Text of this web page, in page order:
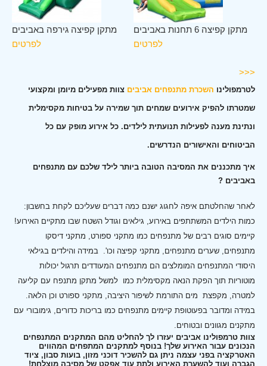
מתקן קפיצה גירפה באביבים
לפרטים
מתקן קפיצה 6 תחנות באביבים
לפרטים
<<<
לטרמפולינו השכרת מתנפחים אביבים צוות מפעילים מיומן ומקצועי
שמטרתו להפיק אירועים שמחים תוך שמירה על בטיחות מקסימלית
ונתינת מענה לפעילות תנועתית לילדים. כל אירוע מופק עם כל
הביטוחים והאישורים הנדרשים.
איך מתכננים את המסיבה הטובה ביותר לילד שלכם עם מתנפחים
באביבים ?
לאחר שהחלטתם איפה לחגוג ישנם כמה דברים שעליכם לקחת בחשבון:
כמות הילדים המשתתפים באירוע, גילאים וגודל השטח שבו מתקיים האירוע!
קיימים סוגים רבים של מתנפחים כמו מתקני ספורט, מתקני דיסקו
מתנפחים, שערים מתנפחים, מתקני קפיצה וכו'. במידה והילדים בגילאי
היסודי המתנפחים המומלצים הם מתנפחים המעודדים תרגול יכולות
מוטוריות תוך הפקת הנאה מקסימלית כמו למשל מתקן מתנפח עם קליעה
למטרה, מקפצת מים התורמת לשיפור היציבה, מתקני ספורט וכן הלאה.
במידה ומדובר בפעוטופת קיימים מתנפחים כמו בריכות כדורים, גימובורי עם
מתקנים מגוונים ובטוחים.
צוות טרמפולינו אביבים יעזרו לך להחליט מהם המתקנים המתנפחים
הנכונים עבור האירוע שלך! בנוסף למתקנים המתפחים המהווים
האטרקציה בפני עצמה ניתן גם להשכיר דוכני מזון, בועות סבון, ציוד
הגברה ועוד להשערת האירוע ולתת עוד אפקט של מסיבה מוצלחת!